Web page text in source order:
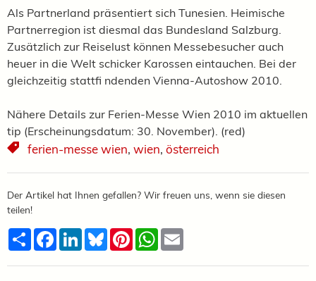
Als Partnerland präsentiert sich Tunesien. Heimische
Partnerregion ist diesmal das Bundesland Salzburg.
Zusätzlich zur Reiselust können Messebesucher auch
heuer in die Welt schicker Karossen eintauchen. Bei der
gleichzeitig stattfi ndenden Vienna-Autoshow 2010.
Nähere Details zur Ferien-Messe Wien 2010 im aktuellen
tip (Erscheinungsdatum: 30. November). (red)
ferien-messe wien, wien, österreich
Der Artikel hat Ihnen gefallen? Wir freuen uns, wenn sie diesen
teilen!
TeilenFacebook
LinkedInBlueskyPinterestWhatsApp